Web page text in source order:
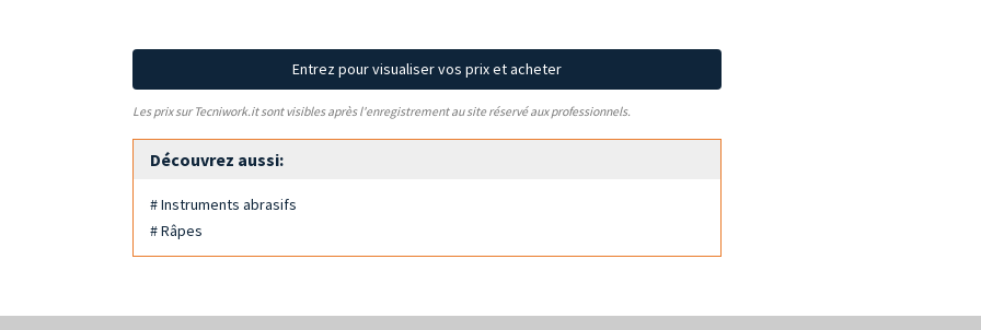
Entrez pour visualiser vos prix et acheter
Les prix sur Tecniwork.it sont visibles après l'enregistrement au site réservé aux professionnels.
Découvrez aussi:
# Instruments abrasifs
# Râpes